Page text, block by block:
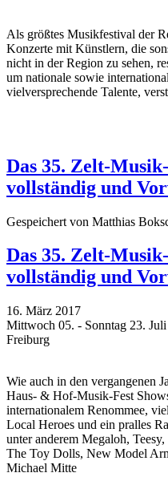
Als größtes Musikfestival der
Konzerte mit Künstlern, die
nicht in der Region zu sehen,
um nationale sowie
vielversprechende Talente,
Das 35. Zelt-
vollständig und
Gespeichert von Matthias
Das 35. Zelt-
vollständig und
16. März 2017
Mittwoch 05. - Sonntag 23.
Freiburg
Wie auch in den vergangenen
Haus- & Hof-Musik-Fest
internationalem Renommee,
Local Heroes und ein pralles
unter anderem Megaloh,
The Toy Dolls, New Model
Michael Mitte